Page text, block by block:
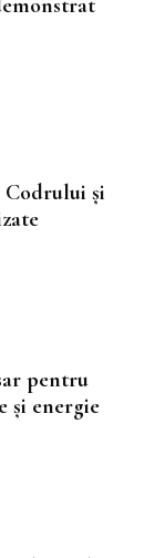
Codrului și
pentru
și energie